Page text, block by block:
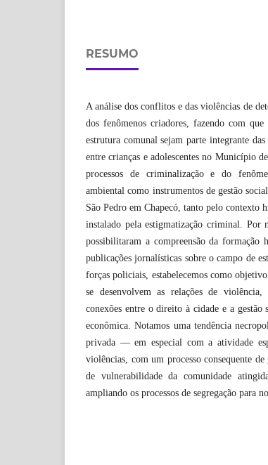
RESUMO
A análise dos conflitos e das violências de
dos fenômenos criadores, fazendo com
estrutura comunal sejam parte integrante
entre crianças e adolescentes no Município
processos de criminalização e do
ambiental como instrumentos de gestão
São Pedro em Chapecó, tanto pelo
instalado pela estigmatização criminal. Por
possibilitaram a compreensão da formação
publicações jornalísticas sobre o campo de
forças policiais, estabelecemos como
se desenvolvem as relações de
conexões entre o direito à cidade e a
econômica. Notamos uma tendência
privada — em especial com a atividade
violências, com um processo consequente
de vulnerabilidade da comunidade
ampliando os processos de segregação para